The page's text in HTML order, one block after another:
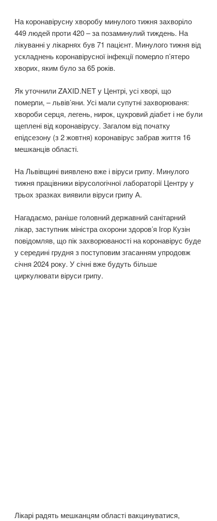
На коронавірусну хворобу минулого тижня захворіло
449 людей проти 420 – за позаминулий тиждень. На
лікуванні у лікарнях був 71 пацієнт. Минулого тижня від
ускладнень коронавірусної інфекції померло п’ятеро
хворих, яким було за 65 років.
Як уточнили ZAXID.NET у Центрі, усі хворі, що
померли, – львів’яни. Усі мали супутні захворюваня:
хвороби серця, легень, нирок, цукровий діабет і не були
щеплені від коронавірусу. Загалом від початку
епідсезону (з 2 жовтня) коронавірус забрав життя 16
мешканців області.
На Львівщині виявлено вже і віруси грипу. Минулого
тижня працівники вірусологічної лабораторії Центру у
трьох зразках виявили віруси грипу А.
Нагадаємо, раніше головний державний санітарний
лікар, заступник міністра охорони здоров’я Ігор Кузін
повідомляв, що пік захворюваності на коронавірус буде
у середині грудня з поступовим згасанням упродовж
січня 2024 року. У січні вже будуть більше
циркулювати віруси грипу.
Лікарі радять мешканцям області вакцинуватися,